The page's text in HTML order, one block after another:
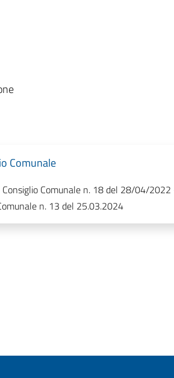
Comunale
Comunale n. 18 del 28/04/
n. 13 del 25.03.2024